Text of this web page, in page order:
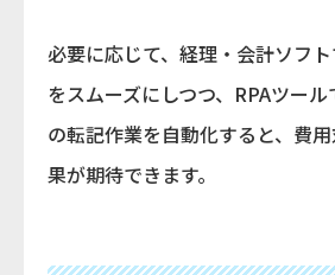
必要に応じて、経理・会計ソフ
をスムーズにしつつ、RPAツー
の転記作業を自動化すると、費
果が期待できます。